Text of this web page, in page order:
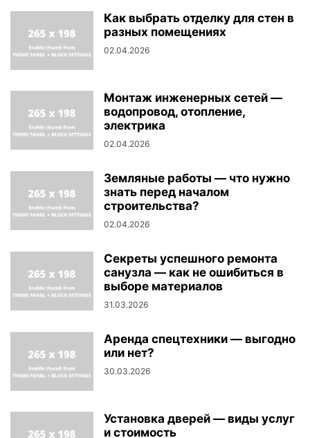
Как выбрать отделку для стен в
разных помещениях
02.04.2026
Монтаж инженерных сетей —
водопровод, отопление,
электрика
02.04.2026
Земляные работы — что нужно
знать перед началом
строительства?
02.04.2026
Секреты успешного ремонта
санузла — как не ошибиться в
выборе материалов
31.03.2026
Аренда спецтехники — выгодно
или нет?
30.03.2026
Установка дверей — виды услуг
и стоимость